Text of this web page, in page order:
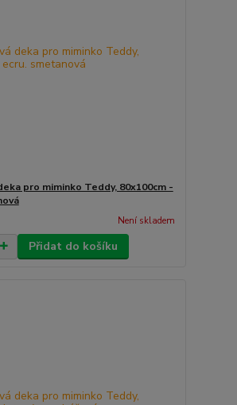
pro miminko Teddy, 80x100cm -
Není skladem
Přidat do košíku